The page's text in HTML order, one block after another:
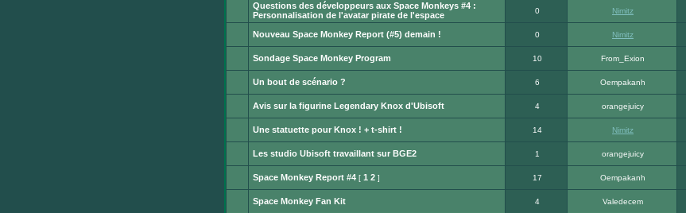
message
non
lu
Aucun
message
non
lu
Questions des développeurs aux Space Monkeys #4 :
Personnalisation de l'avatar pirate de l'espace
0 Nimitz
Aucun
message
non
lu
Nouveau Space Monkey Report (#5) demain ! 0 Nimitz
Aucun
message
non
lu
Sondage Space Monkey Program 10 From_Exion
Aucun
message
non
lu
Un bout de scénario ? 6 Oempakanh
Aucun
message
non
lu
Avis sur la figurine Legendary Knox d'Ubisoft 4 orangejuicy
Aucun
message
non
lu
Une statuette pour Knox ! + t-shirt ! 14 Nimitz
Aucun
message
non
lu
Les studio Ubisoft travaillant sur BGE2 1 orangejuicy
Aucun
message
non
Space Monkey Report #4[ 1 2] 17 Oempakanh
Space Monkey Fan Kit 4 Valedecem